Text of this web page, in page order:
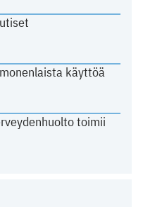
käyttöä
toimii